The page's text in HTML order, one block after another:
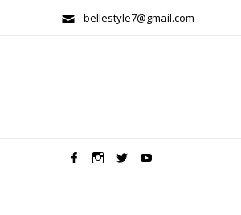
bellestyle7@gmail.com